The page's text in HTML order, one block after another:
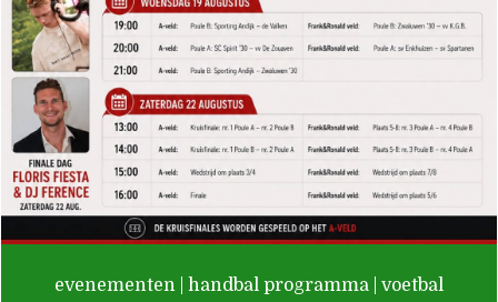
De Valken
evenementen handbal programma
voetbal